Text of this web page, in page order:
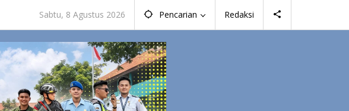
Sabtu, 8 Agustus 2026 Pencarian Redaksi